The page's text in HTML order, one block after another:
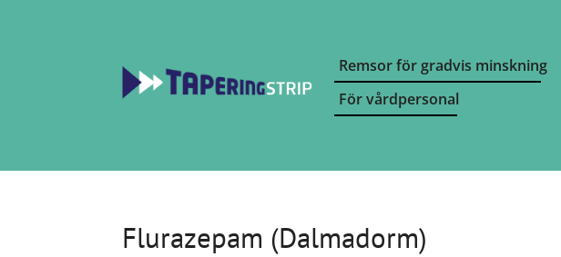
Remsor för gradvis minskning
För vårdpersonal
Flurazepam (Dalmadorm)